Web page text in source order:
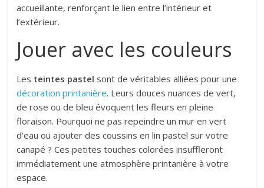
accueillante, renforçant le lien entre l’intérieur et
l’extérieur.
Jouer avec les couleurs
Les teintes pastel sont de véritables alliées pour une
décoration printanière. Leurs douces nuances de vert,
de rose ou de bleu évoquent les fleurs en pleine
floraison. Pourquoi ne pas repeindre un mur en vert
d’eau ou ajouter des coussins en lin pastel sur votre
canapé ? Ces petites touches colorées insuffleront
immédiatement une atmosphère printanière à votre
espace.